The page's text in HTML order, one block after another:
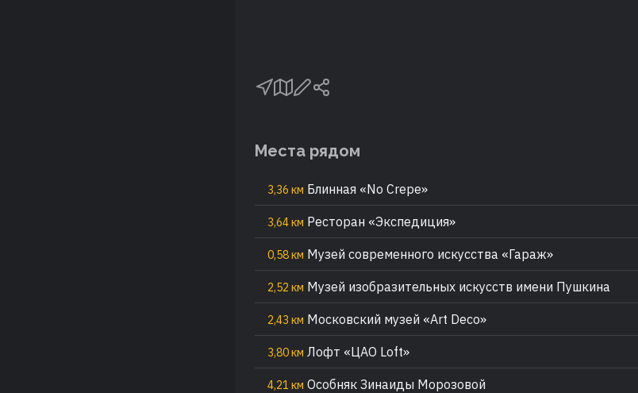
Места рядом
3,36 км Блинная «No Crepe»
3,64 км Ресторан «Экспедиция»
0,58 км Музей современного искусства «Гараж»
2,52 км Музей изобразительных искусств имени Пушкина
2,43 км Московский музей «Art Deco»
3,80 км Лофт «ЦАО Loft»
4,21 км Особняк Зинаиды Морозовой